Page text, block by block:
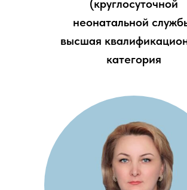
(круглосуточной
неонатальной
высшая
категория